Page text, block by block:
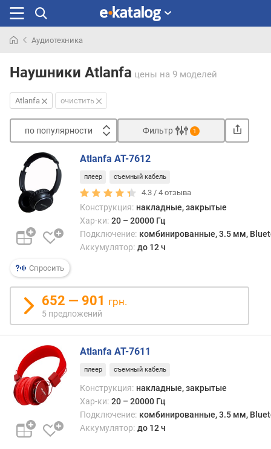
раньше
Аудиотехника
Наушники Atlanfa цены на 9 моделей
Atlanfa очистить
по популярности
п
п
о
у
л
р
н
с
о
т
д
е
ш
е
в
Фильтр 1
Спросить
Atlanfa AT-7612
плеер съемный кабель
4.3 /4 отзыва
Конструкция: накладные, закрытые
Хар-ки: 20 – 20000 Гц
Подключение: комбинированные, 3.5 мм,
Аккумулятор: до 12 ч
652 — 901 грн.
5 предложений
Atlanfa AT-7611
плеер съемный кабель
Конструкция: накладные, закрытые
Хар-ки: 20 – 20000 Гц
Подключение: комбинированные, 3.5 мм,
Аккумулятор: до 12 ч